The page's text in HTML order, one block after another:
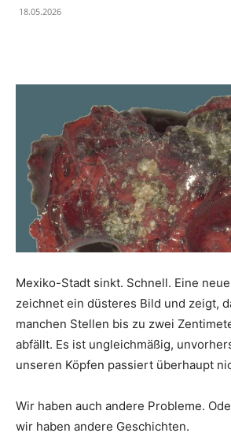
18.05.2026
Mexiko-Stadt sinkt. Schnell. Eine
zeichnet ein düsteres Bild und zeigt,
manchen Stellen bis zu zwei
abfällt. Es ist ungleichmäßig,
unseren Köpfen passiert überhaupt
Wir haben auch andere Probleme.
wir haben andere Geschichten.